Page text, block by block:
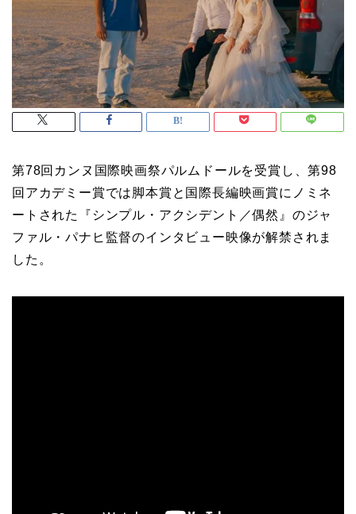
第78回カンヌ国際映画祭パルムドールを受賞し、第98
回アカデミー賞では脚本賞と国際長編映画賞にノミネ
ートされた『シンプル・アクシデント／偶然』のジャ
ファル・パナヒ監督のインタビュー映像が解禁されま
した。